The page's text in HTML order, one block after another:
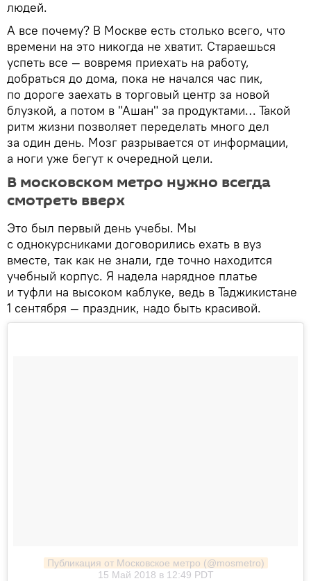
людей.
А все почему? В Москве есть столько всего, что
времени на это никогда не хватит. Стараешься
успеть все — вовремя приехать на работу,
добраться до дома, пока не начался час пик,
по дороге заехать в торговый центр за новой
блузкой, а потом в "Ашан" за продуктами… Такой
ритм жизни позволяет переделать много дел
за один день. Мозг разрывается от информации,
а ноги уже бегут к очередной цели.
В московском метро нужно всегда
смотреть вверх
Это был первый день учебы. Мы
с однокурсниками договорились ехать в вуз
вместе, так как не знали, где точно находится
учебный корпус. Я надела нарядное платье
и туфли на высоком каблуке, ведь в Таджикистане
1 сентября — праздник, надо быть красивой.
Публикация от Московское метро (@mosmetro)
15 Май 2018 в 12:49 PDT